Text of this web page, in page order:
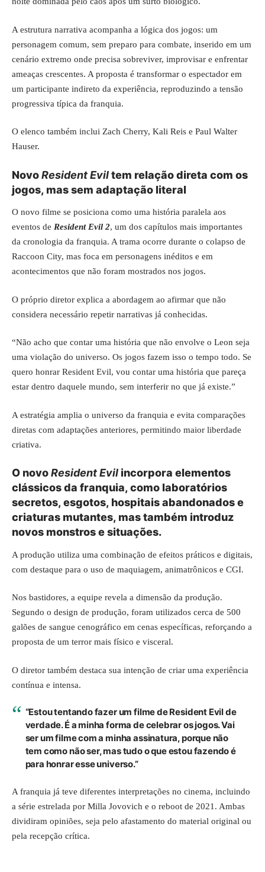
A estrutura narrativa acompanha a lógica dos jogos: um
personagem comum, sem preparo para combate, inserido em um
cenário extremo onde precisa sobreviver, improvisar e enfrentar
ameaças crescentes. A proposta é transformar o espectador em
um participante indireto da experiência, reproduzindo a tensão
progressiva típica da franquia.
O elenco também inclui Zach Cherry, Kali Reis e Paul Walter
Hauser.
NovoResident Eviltem relação direta com os
jogos, mas sem adaptação literal
O novo filme se posiciona como uma história paralela aos
eventos de Resident Evil 2, um dos capítulos mais importantes
da cronologia da franquia. A trama ocorre durante o colapso de
Raccoon City, mas foca em personagens inéditos e em
acontecimentos que não foram mostrados nos jogos.
O próprio diretor explica a abordagem ao afirmar que não
considera necessário repetir narrativas já conhecidas.
“Não acho que contar uma história que não envolve o Leon seja
uma violação do universo. Os jogos fazem isso o tempo todo. Se
quero honrar Resident Evil, vou contar uma história que pareça
estar dentro daquele mundo, sem interferir no que já existe.”
A estratégia amplia o universo da franquia e evita comparações
diretas com adaptações anteriores, permitindo maior liberdade
criativa.
O novoResident Evil incorpora elementos
clássicos da franquia, como laboratórios
secretos, esgotos, hospitais abandonados e
criaturas mutantes, mas também introduz
novos monstros e situações.
A produção utiliza uma combinação de efeitos práticos e digitais,
com destaque para o uso de maquiagem, animatrônicos e CGI.
Nos bastidores, a equipe revela a dimensão da produção.
Segundo o design de produção, foram utilizados cerca de 500
galões de sangue cenográfico em cenas específicas, reforçando a
proposta de um terror mais físico e visceral.
O diretor também destaca sua intenção de criar uma experiência
contínua e intensa.
“Estou tentando fazer um filme de Resident Evil de
verdade. É a minha forma de celebrar os jogos. Vai
ser um filme com a minha assinatura, porque não
tem como não ser, mas tudo o que estou fazendo é
para honrar esse universo.”
A franquia já teve diferentes interpretações no cinema, incluindo
a série estrelada por Milla Jovovich e o reboot de 2021. Ambas
dividiram opiniões, seja pelo afastamento do material original ou
pela recepção crítica.